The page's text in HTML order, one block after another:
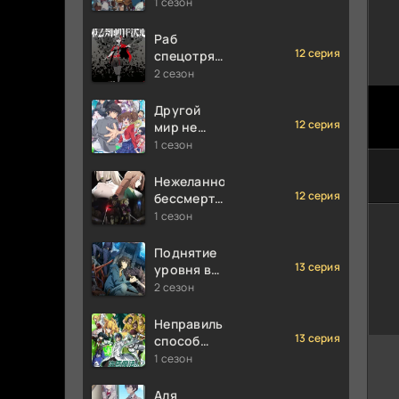
Раб
спецотряда
демонического
2 сезон
12 серия
Другой
мир не
может
силе
мгновенной
смерти
1 сезон
12 серия
Нежеланно
бессмертный
авантюрист
1 сезон
12 серия
Поднятие
уровня в
одиночку
2 сезон
13 серия
Неправильный
способ
использования
магии
1 сезон
13 серия
Аля